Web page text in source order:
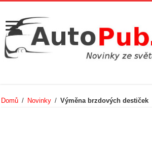
Domů / Novinky / Výměna brzdových destiček